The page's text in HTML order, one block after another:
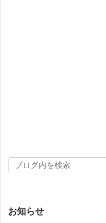
お知らせ